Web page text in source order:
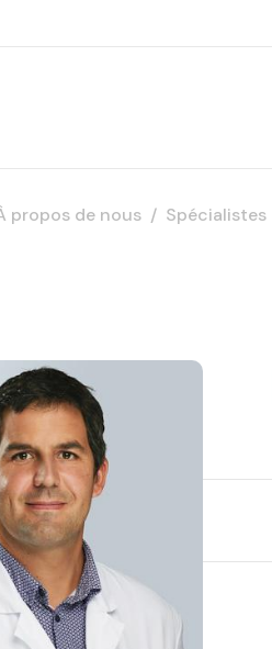
propos de nous Spécialistes